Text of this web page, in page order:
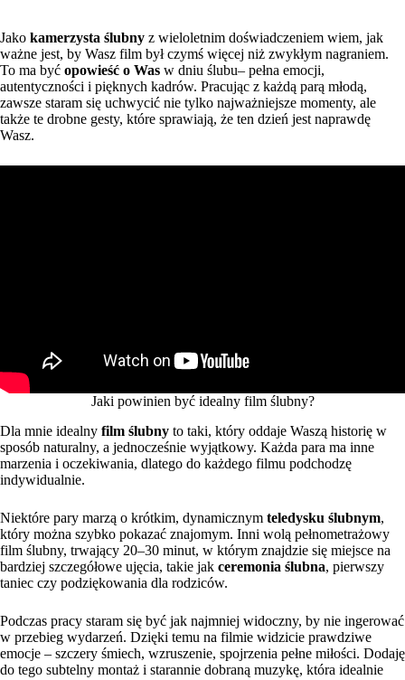
Jako kamerzysta ślubny z wieloletnim doświadczeniem wiem, jak
ważne jest, by Wasz film był czymś więcej niż zwykłym nagraniem.
To ma być opowieść o Was w dniu ślubu– pełna emocji,
autentyczności i pięknych kadrów. Pracując z każdą parą młodą,
zawsze staram się uchwycić nie tylko najważniejsze momenty, ale
także te drobne gesty, które sprawiają, że ten dzień jest naprawdę
Wasz.
Jaki powinien być idealny film ślubny?
Dla mnie idealny film ślubny to taki, który oddaje Waszą historię w
sposób naturalny, a jednocześnie wyjątkowy. Każda para ma inne
marzenia i oczekiwania, dlatego do każdego filmu podchodzę
indywidualnie.
Niektóre pary marzą o krótkim, dynamicznym teledysku ślubnym,
który można szybko pokazać znajomym. Inni wolą pełnometrażowy
film ślubny, trwający 20–30 minut, w którym znajdzie się miejsce na
bardziej szczegółowe ujęcia, takie jak ceremonia ślubna, pierwszy
taniec czy podziękowania dla rodziców.
Podczas pracy staram się być jak najmniej widoczny, by nie ingerować
w przebieg wydarzeń. Dzięki temu na filmie widzicie prawdziwe
emocje – szczery śmiech, wzruszenie, spojrzenia pełne miłości. Dodaję
do tego subtelny montaż i starannie dobraną muzykę, która idealnie